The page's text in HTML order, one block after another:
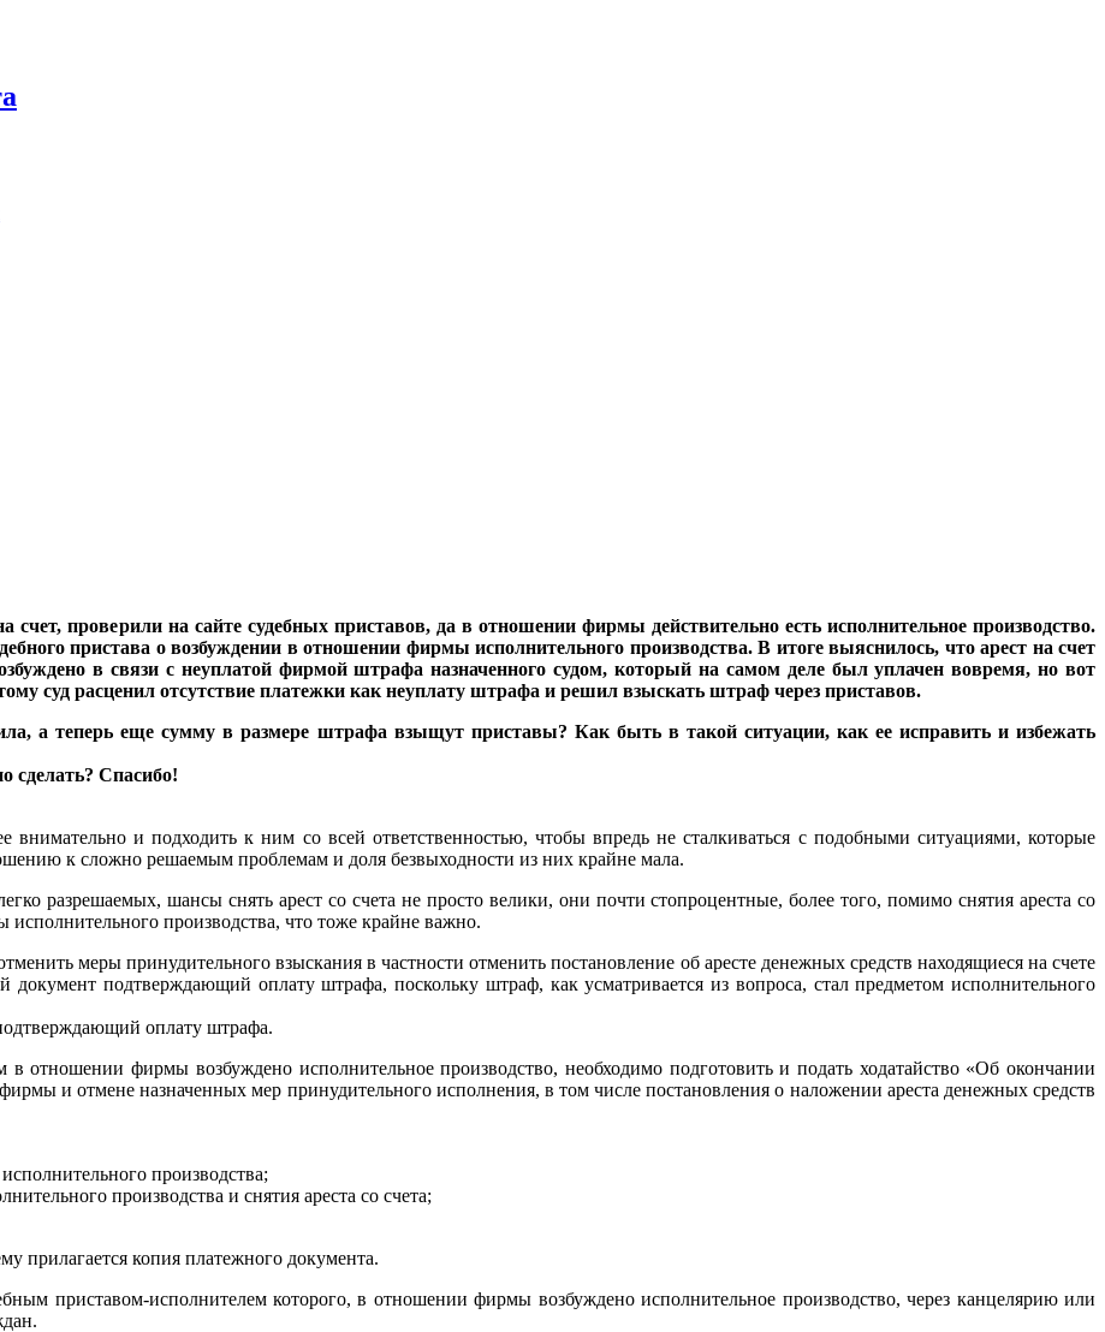
счет, проверили на сайте судебных приставов, да в отношении фирмы действительно есть исполнительное производство.
пристава о возбуждении в отношении фирмы исполнительного производства. В итоге выяснилось, что арест на счет
в связи с неуплатой фирмой штрафа назначенного судом, который на самом деле был уплачен вовремя, но вот
суд расценил отсутствие платежки как неуплату штрафа и решил взыскать штраф через приставов.
а теперь еще сумму в размере штрафа взыщут приставы? Как быть в такой ситуации, как ее исправить и избежать
сделать? Спасибо!
и подходить к ним со всей ответственностью, чтобы впредь не сталкиваться с подобными ситуациями, которые
к сложно решаемым проблемам и доля безвыходности из них крайне мала.
разрешаемых, шансы снять арест со счета не просто велики, они почти стопроцентные, более того, помимо снятия ареста со
производства, что тоже крайне важно.
меры принудительного взыскания в частности отменить постановление об аресте денежных средств находящиеся на счете
подтверждающий оплату штрафа, поскольку штраф, как усматривается из вопроса, стал предметом исполнительного
оплату штрафа.
отношении фирмы возбуждено исполнительное производство, необходимо подготовить и подать ходатайство «Об окончании
и отмене назначенных мер принудительного исполнения, в том числе постановления о наложении ареста денежных средств
производства;
производства и снятия ареста со счета;
прилагается копия платежного документа.
приставом-исполнителем которого, в отношении фирмы возбуждено исполнительное производство, через канцелярию или